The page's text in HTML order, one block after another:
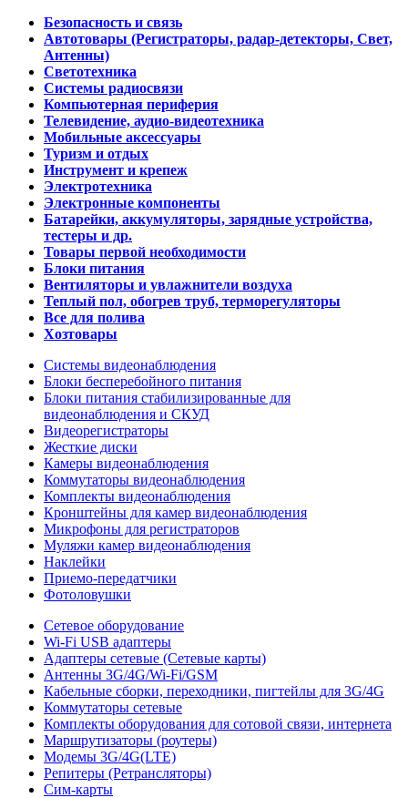
Безопасность и связь
Автотовары (Регистраторы, радар-детекторы, Свет,
Антенны)
Светотехника
Системы радиосвязи
Компьютерная периферия
Телевидение, аудио-видеотехника
Мобильные аксессуары
Туризм и отдых
Инструмент и крепеж
Электротехника
Электронные компоненты
Батарейки, аккумуляторы, зарядные устройства,
тестеры и др.
Товары первой необходимости
Блоки питания
Вентиляторы и увлажнители воздуха
Теплый пол, обогрев труб, терморегуляторы
Все для полива
Хозтовары
Системы видеонаблюдения
Блоки бесперебойного питания
Блоки питания стабилизированные для
видеонаблюдения и СКУД
Видеорегистраторы
Жесткие диски
Камеры видеонаблюдения
Коммутаторы видеонаблюдения
Комплекты видеонаблюдения
Кронштейны для камер видеонаблюдения
Микрофоны для регистраторов
Муляжи камер видеонаблюдения
Наклейки
Приемо-передатчики
Фотоловушки
Сетевое оборудование
Wi-Fi USB адаптеры
Адаптеры сетевые (Сетевые карты)
Антенны 3G/4G/Wi-Fi/GSM
Кабельные сборки, переходники, пигтейлы для 3G/4G
Коммутаторы сетевые
Комплекты оборудования для сотовой связи, интернета
Маршрутизаторы (роутеры)
Модемы 3G/4G(LTE)
Репитеры (Ретрансляторы)
Сим-карты